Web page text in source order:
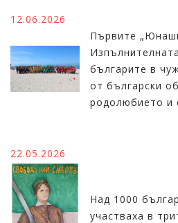
12.06.2026
Първите
българите в
от български
родолюбието и
22.05.2026
Над 1000
участваха в